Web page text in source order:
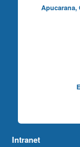
Apucarana,
Intranet